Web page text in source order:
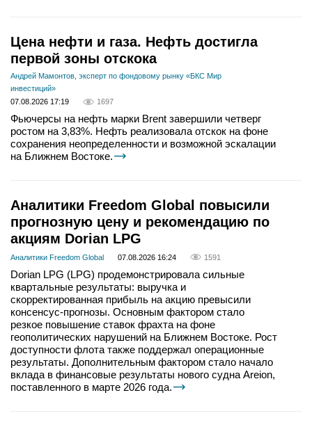
Цена нефти и газа. Нефть достигла
первой зоны отскока
Андрей Мамонтов, эксперт по фондовому рынку «БКС Мир
инвестиций»
07.08.2026 17:19
1697
Фьючерсы на нефть марки Brent завершили четверг
ростом на 3,83%. Нефть реализовала отскок на фоне
сохранения неопределенности и возможной эскалации
на Ближнем Востоке.
Аналитики Freedom Global повысили
прогнозную цену и рекомендацию по
акциям Dorian LPG
Аналитики Freedom Global 07.08.2026 16:24 1591
Dorian LPG (LPG) продемонстрировала сильные
квартальные результаты: выручка и
скорректированная прибыль на акцию превысили
консенсус-прогнозы. Основным фактором стало
резкое повышение ставок фрахта на фоне
геополитических нарушений на Ближнем Востоке. Рост
доступности флота также поддержал операционные
результаты. Дополнительным фактором стало начало
вклада в финансовые результаты нового судна Areion,
поставленного в марте 2026 года.